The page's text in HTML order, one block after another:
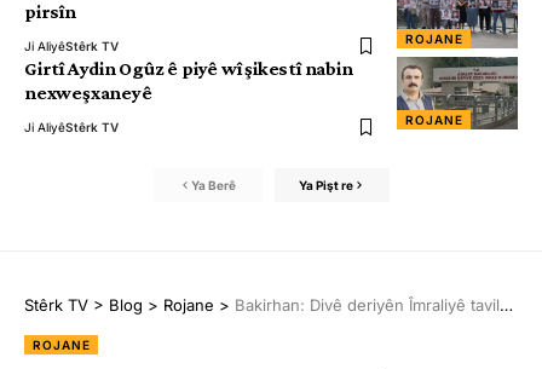
ROJANE
pirsîn
Ji AliyêStêrk TV
ROJANE
Girtî Aydin Ogûz ê piyê wî şikestî nabin
nexweşxaneyê
Ji AliyêStêrk TV
Ya Berê Ya Pişt re
Stêrk TV > Blog > Rojane > Bakirhan: Divê deriyên Îmraliyê tavilê bêne vekirin
ROJANE